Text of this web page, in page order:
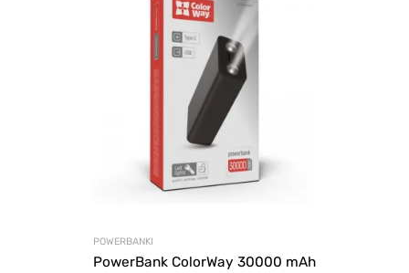
POWERBANKI
PowerBank ColorWay 30000 mAh